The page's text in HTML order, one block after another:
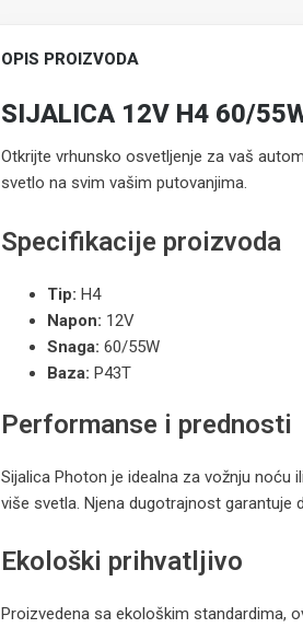
OPIS PROIZVODA
SIJALICA 12V H4 60/
Otkrijte vrhunsko osvetljenje za vaš
svetlo na svim vašim putovanjima.
Specifikacije proizvoda
Tip: H4
Napon: 12V
Snaga: 60/55W
Baza: P43T
Performanse i prednosti
Sijalica Photon je idealna za vožnju noću
više svetla. Njena dugotrajnost garantuje
Ekološki prihvatljivo
Proizvedena sa ekološkim standardima,